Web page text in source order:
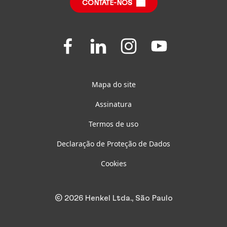
Perguntas FrequentesCONTATE-NOS
Folgen
Sie
uns
Folgen
uns
Folgen
Sie
uns
Folgen
Sie
Mapa do site
Assinatura
Termos de uso
Declaração de Proteção de Dados
Cookies
© 2026 Henkel Ltda., São Paulo